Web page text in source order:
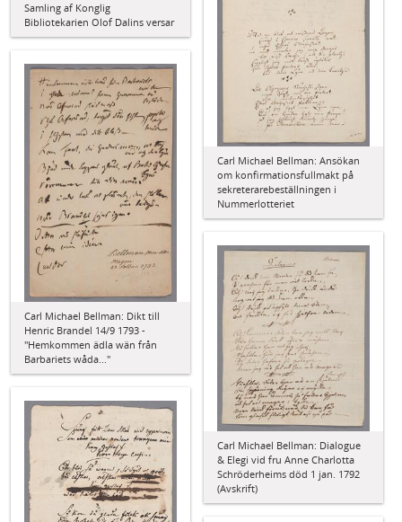
Samling af Konglig
Bibliotekarien Olof Dalins versar
Carl Michael Bellman: Ansökan
om konfirmationsfullmakt på
sekreterarebeställningen i
Nummerlotteriet
Carl Michael Bellman: Dikt till
Henric Brandel 14/9 1793 -
"Hemkommen ädla wän från
Barbariets wåda..."
Carl Michael Bellman: Dialogue
& Elegi vid fru Anne Charlotta
Schröderheims död 1 jan. 1792
(Avskrift)